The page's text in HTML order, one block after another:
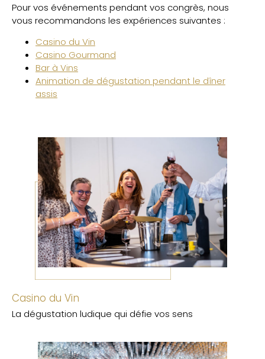
Pour vos événements pendant vos congrès, nous
vous recommandons les expériences suivantes :
Casino du Vin
Casino Gourmand
Bar à Vins
Animation de dégustation pendant le dîner
assis
Casino du Vin
La dégustation ludique qui défie vos sens